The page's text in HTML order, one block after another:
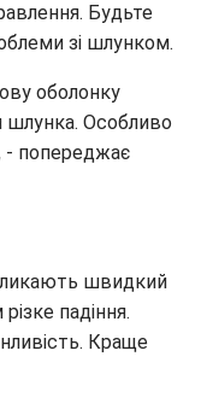
Будьте
зі шлунком.
оболонку
шлунка. Особливо
- попереджає
швидкий
падіння.
Краще